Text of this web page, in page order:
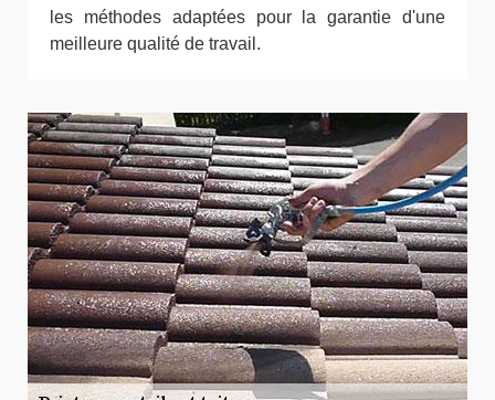
les méthodes adaptées pour la garantie d'une
meilleure qualité de travail.